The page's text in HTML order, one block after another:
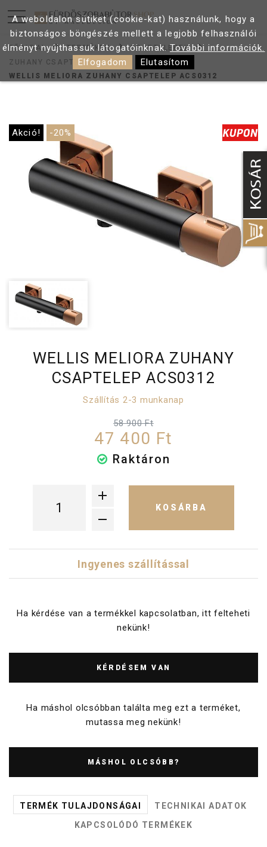
FŐOLDAL TERMÉKEK
CSAPTELEPEK
ZUHANY CSAPTELEP
WELLIS MELIORA ZUHANY CSAPTELEP ACS0312
Akció! -20%
WELLIS MELIORA ZUHANY
CSAPTELEP ACS0312
Szállítás 2-3 munkanap
58 900 Ft
47 400 Ft
Raktáron
KOSÁRBA
Ingyenes szállítással
Ha kérdése van a termékkel kapcsolatban, itt felteheti
nekünk!
KÉRDÉSEM VAN
Ha máshol olcsóbban találta meg ezt a terméket,
mutassa meg nekünk!
MÁSHOL OLCSÓBB?
TERMÉK TULAJDONSÁGAI
TECHNIKAI ADATOK
KAPCSOLÓDÓ TERMÉKEK
A weboldalon sütiket (cookie-kat) használunk, hogy a
biztonságos böngészés mellett a legjobb felhasználói
élményt nyújthassuk látogatóinknak.További információk.
Elfogadom
Elutasítom